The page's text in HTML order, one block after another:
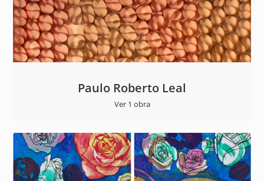
Paulo Roberto Leal
Ver 1 obra